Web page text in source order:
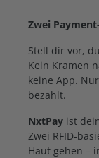
Zwei
Stell dir vor,
Kein Kramen
keine App.
bezahlt.
NxtPay ist
Zwei RFID-
Haut gehen –